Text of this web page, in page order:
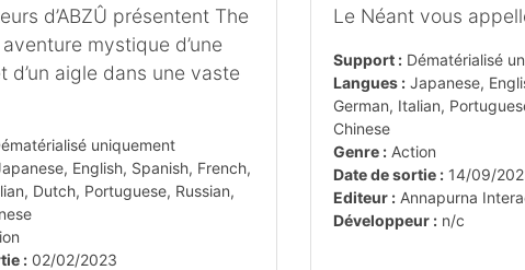
d’ABZÛ présentent The
mystique d’une
d’un aigle dans une vaste
uniquement
English, Spanish, French,
Dutch, Portuguese, Russian,
: 02/02/2023
Le Néant vous
Support : Dématérialisé
Langues : Japanese,
German, Italian,
Chinese
Genre : Action
Date de sortie : 14/09/
Editeur : Annapurna
Développeur : n/c